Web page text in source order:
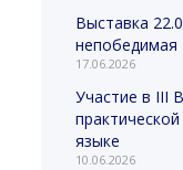
Выставка
непобедимая
17.06.2026
Участие в III
языке
10.06.2026